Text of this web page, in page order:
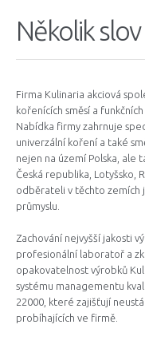
Několik
Firma Kulinaria akciová
kořenících směsí a
Nabídka firmy zahrnuje
univerzální koření a také
nejen na území Polska, ale
Česká republika, Lotyšsko,
odběrateli v těchto zemích
průmyslu.
Zachování nejvyšší jakosti
profesionální laboratoř a
opakovatelnost výrobků
systému managementu
22000, které zajišťují
probíhajících ve firmě.